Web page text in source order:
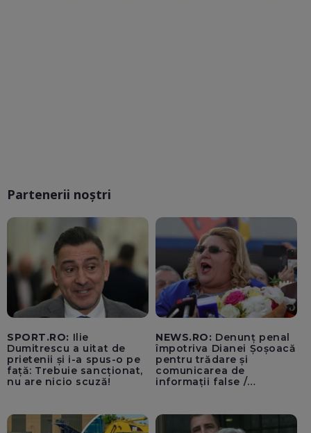
Partenerii noștri
SPORT.RO: Ilie
Dumitrescu a uitat de
prietenii și i-a spus-o pe
față: Trebuie sancționat,
nu are nicio scuză!
NEWS.RO: Denunț penal
împotriva Dianei Șoșoacă
pentru trădare și
comunicarea de
informații false /
Înalta Curte de Casație și
Justiție de Adrian